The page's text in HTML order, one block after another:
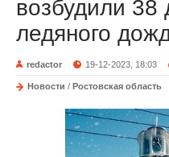
возбудили 38
ледяного
redactor 19-12-2023, 18:03
Новости / Ростовская область